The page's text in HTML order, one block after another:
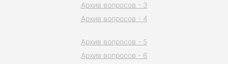
Архив вопросов - 3
Архив вопросов - 4
Архив вопросов - 5
Архив вопросов - 6